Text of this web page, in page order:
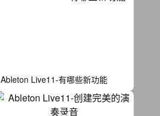
Ableton Live11-有哪些新功能